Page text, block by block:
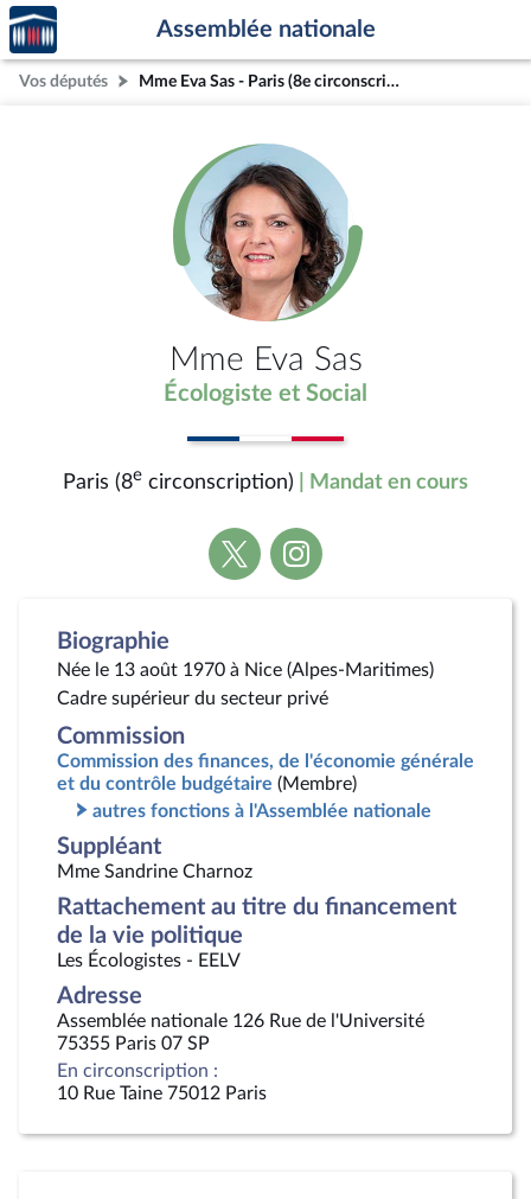
Aller au contenu
Aller en bas de la page
Accèder
à la
page
d'accueil
Assemblée nationale
Vos députés Mme Eva Sas - Paris (8e circonscription)
Mme Eva Sas
Écologiste et Social
Paris (8e circonscription) | Mandat en cours
Voir
la
Voir
la
Biographie
Née le 13 août 1970 à Nice (Alpes-Maritimes)
Cadre supérieur du secteur privé
Commission
Commission des finances, de l'économie générale
et du contrôle budgétaire (Membre)
autres fonctions à l'Assemblée nationale
Suppléant
Mme Sandrine Charnoz
Rattachement au titre du financement
de la vie politique
Les Écologistes - EELV
Adresse
Assemblée nationale 126 Rue de l'Université
75355 Paris 07 SP
En circonscription :
10 Rue Taine 75012 Paris